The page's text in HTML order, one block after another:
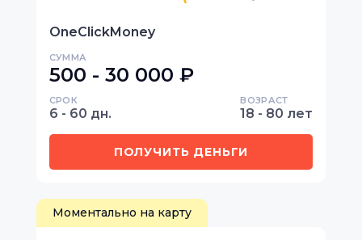
OneClickMoney
СУММА
500 - 30 000 ₽
СРОК
6 - 60 дн.
ВОЗРАСТ
18 - 80 лет
ПОЛУЧИТЬ ДЕНЬГИ
Моментально на карту